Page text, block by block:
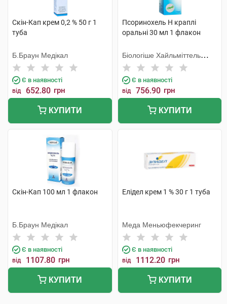
Скін-Кап крем 0,2 % 50 г 1
туба
Б.Браун Медікал
Є в наявності
від 652.80 грн
КУПИТИ
Псоринохель Н краплі
оральні 30 мл 1 флакон
Біологіше Хайльміттель
Хеель
Є в наявності
від 756.90 грн
КУПИТИ
Скін-Кап 100 мл 1 флакон
Б.Браун Медікал
Є в наявності
від 1107.80 грн
КУПИТИ
Елідел крем 1 % 30 г 1 туба
Меда Меньюфекчеринг
Є в наявності
від 1112.20 грн
КУПИТИ